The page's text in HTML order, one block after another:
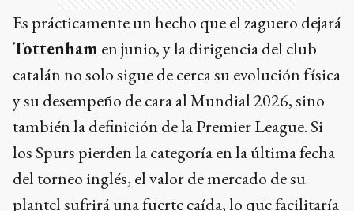
Es prácticamente un hecho que el zaguero dejará
Tottenham en junio, y la dirigencia del club
catalán no solo sigue de cerca su evolución física
y su desempeño de cara al Mundial 2026, sino
también la definición de la Premier League. Si
los Spurs pierden la categoría en la última fecha
del torneo inglés, el valor de mercado de su
plantel sufrirá una fuerte caída, lo que facilitaría